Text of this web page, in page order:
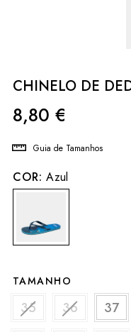
CHINELO DE
8,80 €
Guia de Tamanhos
COR: Azul
TAMANHO
35 36 37